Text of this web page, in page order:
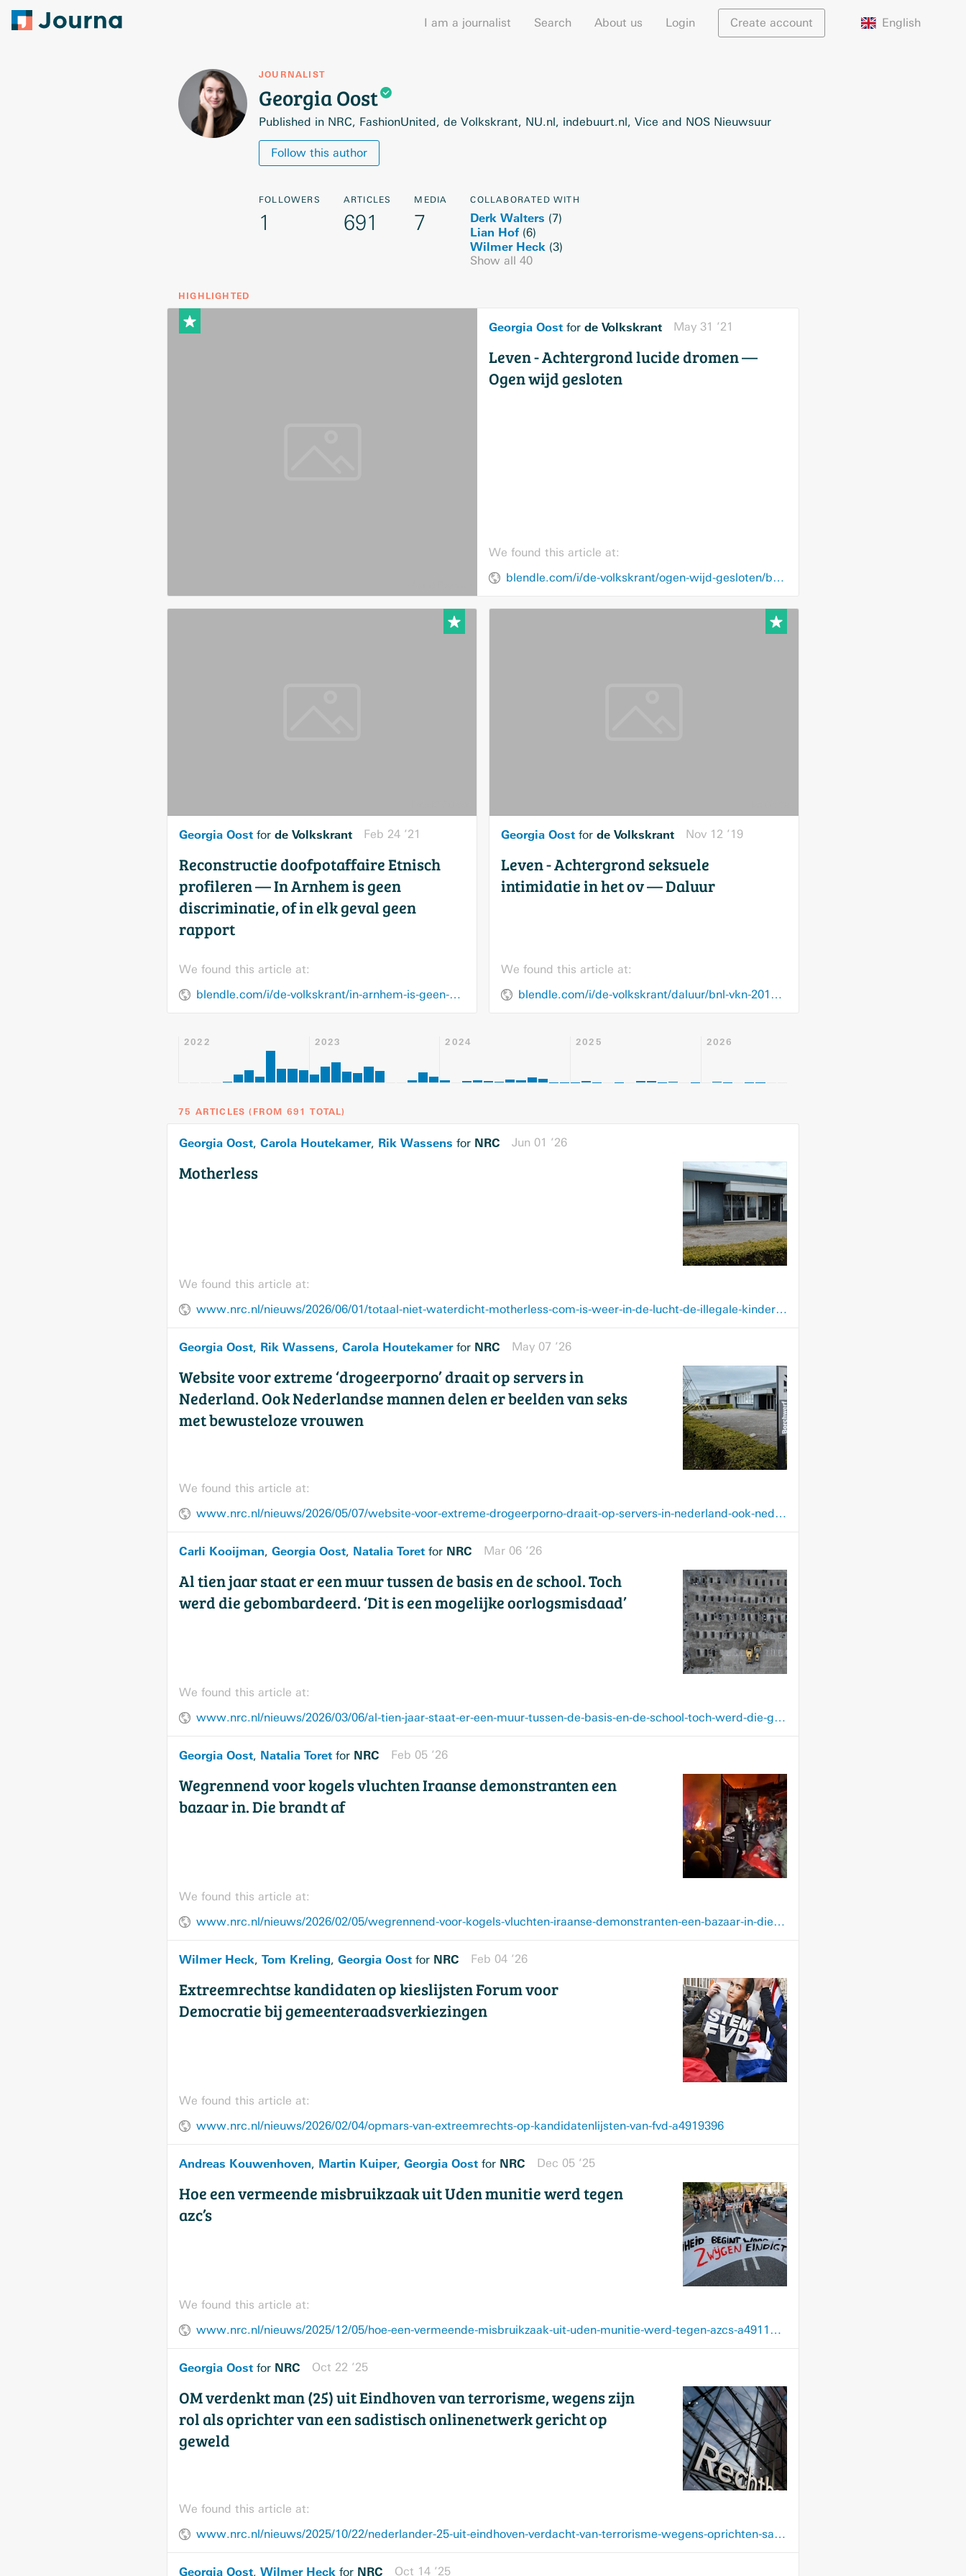
I am a journalist Search About us Login Create account English
JOURNALIST
GeorgiaOost
Published in NRC, FashionUnited, de Volkskrant, NU.nl, indebuurt.nl, Vice and NOS Nieuwsuur
Follow this author
FOLLOWERS
1
ARTICLES
691
MEDIA
7
COLLABORATED WITH
Derk Walters (7)
Lian Hof (6)
Wilmer Heck (3)
Show all40
HIGHLIGHTED
Georgia Oost for de Volkskrant May 31 ’21
Leven - Achtergrond lucide dromen —
Ogen wijd gesloten
We found this article at:
blendle.com/i/de-volkskrant/ogen-wijd-gesloten/bnl-vkn-20210531-12898884
Georgia Oost for de Volkskrant Feb 24 ’21
Reconstructie doofpotaffaire Etnisch
profileren — In Arnhem is geen
discriminatie, of in elk geval geen
rapport
We found this article at:
blendle.com/i/de-volkskrant/in-arnhem-is-geen-discriminatie-of-in-elk-geval-geen-rapport/bnl-vkn-20210224-12686127
Georgia Oost for de Volkskrant Nov 12 ’19
Leven - Achtergrond seksuele
intimidatie in het ov — Daluur
We found this article at:
blendle.com/i/de-volkskrant/daluur/bnl-vkn-20191112-11494963
2022 2023 2024 2025 2026
75 ARTICLES ( FROM 691 TOTAL)
Georgia Oost, Carola Houtekamer, Rik Wassens for NRC Jun 01 ’26
Motherless
We found this article at:
www.nrc.nl/nieuws/2026/06/01/totaal-niet-waterdicht-motherless-com-is-weer-in-de-lucht-de-illegale-kinderporno-ook-a4928738
Georgia Oost, Rik Wassens, Carola Houtekamerfor NRC May 07 ’26
Website voor extreme ‘drogeerporno’ draait op servers in
Nederland. Ook Nederlandse mannen delen er beelden van seks
met bewusteloze vrouwen
We found this article at:
www.nrc.nl/nieuws/2026/05/07/website-voor-extreme-drogeerporno-draait-op-servers-in-nederland-ook-nederlandse-mannen-delen-er-beelden-van-seks-met-bewusteloze-vrouwen-a4926989
Carli Kooijman, Georgia Oost, Natalia Toret for NRC Mar 06 ’26
Al tien jaar staat er een muur tussen de basis en de school. Toch
werd die gebombardeerd. ‘Dit is een mogelijke oorlogsmisdaad’
We found this article at:
www.nrc.nl/nieuws/2026/03/06/al-tien-jaar-staat-er-een-muur-tussen-de-basis-en-de-school-toch-werd-die-gebombardeerd-dit-is-een-mogelijke-oorlogsmisdaad-a4922218
Georgia Oost, Natalia Toret for NRC Feb 05 ’26
Wegrennend voor kogels vluchten Iraanse demonstranten een
bazaar in. Die brandt af
We found this article at:
www.nrc.nl/nieuws/2026/02/05/wegrennend-voor-kogels-vluchten-iraanse-demonstranten-een-bazaar-in-die-brandt-af-a4918977
Wilmer Heck, Tom Kreling, Georgia Oost for NRC Feb 04 ’26
Extreemrechtse kandidaten op kieslijsten Forum voor
Democratie bij gemeenteraadsverkiezingen
We found this article at:
www.nrc.nl/nieuws/2026/02/04/opmars-van-extreemrechts-op-kandidatenlijsten-van-fvd-a4919396
Andreas Kouwenhoven, Martin Kuiper, Georgia Oost for NRC Dec 05 ’25
Hoe een vermeende misbruikzaak uit Uden munitie werd tegen
azc’s
We found this article at:
www.nrc.nl/nieuws/2025/12/05/hoe-een-vermeende-misbruikzaak-uit-uden-munitie-werd-tegen-azcs-a4911764
Georgia Oost for NRC Oct 22 ’25
OM verdenkt man (25) uit Eindhoven van terrorisme, wegens zijn
rol als oprichter van een sadistisch onlinenetwerk gericht op
geweld
We found this article at:
www.nrc.nl/nieuws/2025/10/22/nederlander-25-uit-eindhoven-verdacht-van-terrorisme-wegens-oprichten-sadistisch-onlinenetwerk-gericht-op-geweld-a4910359
Georgia Oost, Wilmer Heck for NRC Oct 14 ’25